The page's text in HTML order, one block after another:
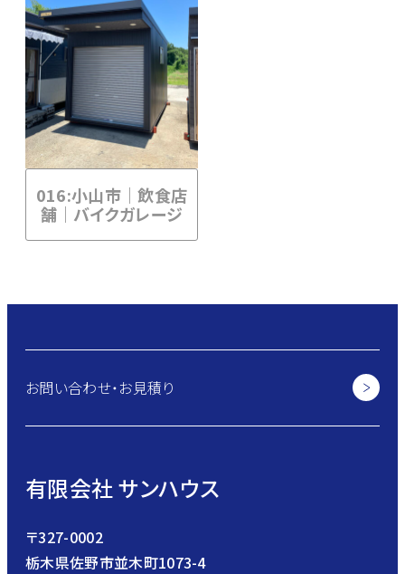
016:小山市｜飲食店
舗｜バイクガレージ
お問い合わせ・お見積り
有限会社 サンハウス
〒327-0002
栃木県佐野市並木町1073-4